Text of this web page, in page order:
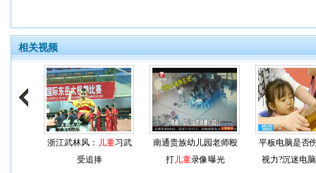
相关视频
浙江武林风： 儿童习武
受追捧
南通贵族幼儿园老师殴
打儿童录像曝光
平板电脑是否
视力?沉迷电